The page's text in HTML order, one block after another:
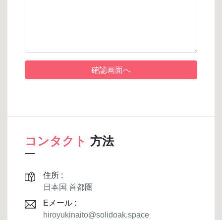
コンタクト 方法
住所 :
日本国 首都圏
Eメール :
hiroyukinaito@solidoak.space